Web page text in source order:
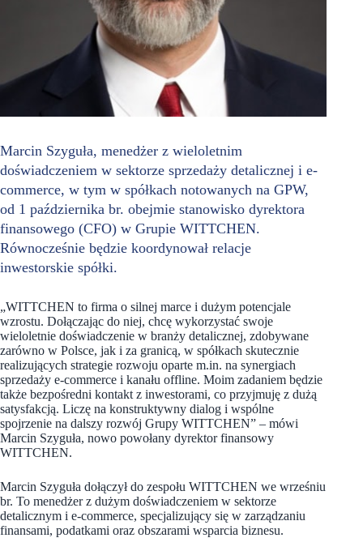
Marcin Szyguła, menedżer z wieloletnim
doświadczeniem w sektorze sprzedaży detalicznej i e-
commerce, w tym w spółkach notowanych na GPW,
od 1 października br. obejmie stanowisko dyrektora
finansowego (CFO) w Grupie WITTCHEN.
Równocześnie będzie koordynował relacje
inwestorskie spółki.
„WITTCHEN to firma o silnej marce i dużym potencjale
wzrostu. Dołączając do niej, chcę wykorzystać swoje
wieloletnie doświadczenie w branży detalicznej, zdobywane
zarówno w Polsce, jak i za granicą, w spółkach skutecznie
realizujących strategie rozwoju oparte m.in. na synergiach
sprzedaży e-commerce i kanału offline. Moim zadaniem będzie
także bezpośredni kontakt z inwestorami, co przyjmuję z dużą
satysfakcją. Liczę na konstruktywny dialog i wspólne
spojrzenie na dalszy rozwój Grupy WITTCHEN” – mówi
Marcin Szyguła, nowo powołany dyrektor finansowy
WITTCHEN.
Marcin Szyguła dołączył do zespołu WITTCHEN we wrześniu
br. To menedżer z dużym doświadczeniem w sektorze
detalicznym i e-commerce, specjalizujący się w zarządzaniu
finansami, podatkami oraz obszarami wsparcia biznesu.